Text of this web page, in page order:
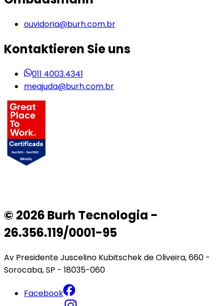
ouvidoria@burh.com.br
Kontaktieren Sie uns
011 4003.4341
meajuda@burh.com.br
© 2026 Burh Tecnologia -
26.356.119/0001-95
Av Presidente Juscelino Kubitschek de Oliveira, 660 -
Sorocaba, SP - 18035-060
Facebook